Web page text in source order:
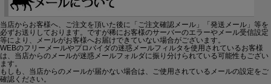
当店からお客様へ、ご注文を頂いた後に「ご注文確認メール」「発送メール」等を
必ずお送りしております。ですが稀にお客様のサーバーのエラーやメール受信設定
等により、メールがお客様へお届けできていない場合がございます。
WEBのフリーメールやプロバイダの迷惑メールフィルタを使用されているお客様
は、当店からのメールが迷惑メールフォルダに振り分けられている可能性もござい
ます。
もしも、当店からのメールが届かない場合は、ご使用されているメールの設定をご
確認ください。